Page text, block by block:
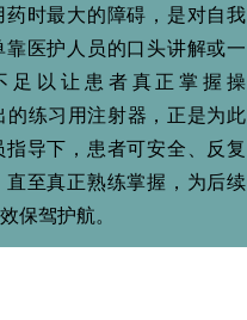
时最大的障碍，是对自我
医护人员的口头讲解或一
足以让患者真正掌握操
的练习用注射器，正是为此
导下，患者可安全、反复
至真正熟练掌握，为后续
保驾护航。